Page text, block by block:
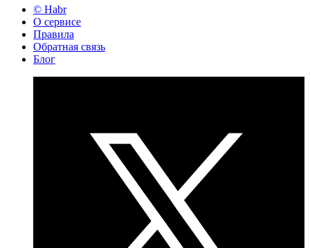
© Habr
О сервисе
Правила
Обратная связь
Блог